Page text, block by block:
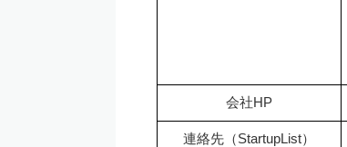
会社HP
連絡先（StartupList）